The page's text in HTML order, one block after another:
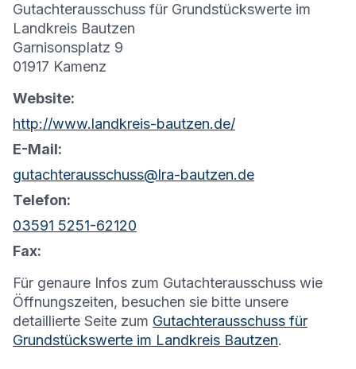
Gutachterausschuss für Grundstückswerte im
Landkreis Bautzen
Garnisonsplatz 9
01917 Kamenz
Website:
http://www.landkreis-bautzen.de/
E-Mail:
gutachterausschuss@lra-bautzen.de
Telefon:
03591 5251-62120
Fax:
Für genaure Infos zum Gutachterausschuss wie
Öffnungszeiten, besuchen sie bitte unsere
detaillierte Seite zum Gutachterausschuss für
Grundstückswerte im Landkreis Bautzen.